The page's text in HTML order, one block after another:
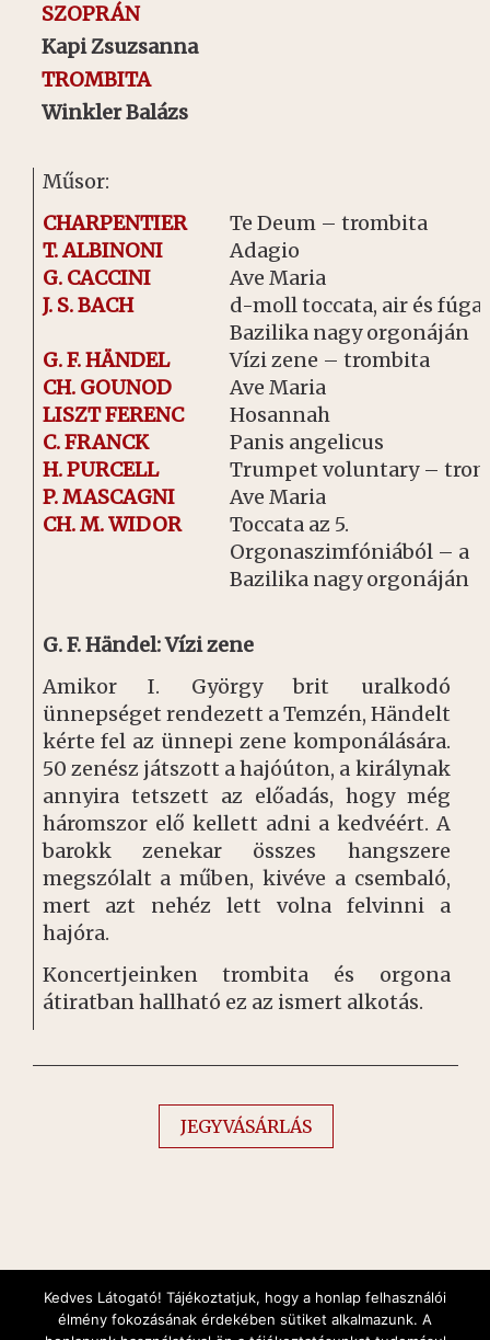
SZOPRÁN
Kapi Zsuzsanna
TROMBITA
Winkler Balázs
Műsor:
CHARPENTIER
Te Deum – trombita
T. ALBINONI
Adagio
G. CACCINI
Ave Maria
J. S. BACH
d-moll toccata, air és fúga
Bazilika nagy orgonáján
G. F. HÄNDEL
Vízi zene – trombita
CH. GOUNOD
Ave Maria
LISZT FERENC
Hosannah
C. FRANCK
Panis angelicus
H. PURCELL
Trumpet voluntary –
P. MASCAGNI
Ave Maria
CH. M. WIDOR
Toccata az 5.
Orgonaszimfóniából – a
Bazilika nagy orgonáján
G. F. Händel: Vízi zene
Amikor I. György brit uralkodó
ünnepséget rendezett a Temzén, Händelt
kérte fel az ünnepi zene komponálására.
50 zenész játszott a hajóúton, a királynak
annyira tetszett az előadás, hogy még
háromszor elő kellett adni a kedvéért. A
barokk zenekar összes hangszere
megszólalt a műben, kivéve a csembaló,
mert azt nehéz lett volna felvinni a
hajóra.
Koncertjeinken trombita és orgona
átiratban hallható ez az ismert alkotás.
JEGYVÁSÁRLÁS
Kedves Látogató! Tájékoztatjuk, hogy a honlap felhasználói
élmény fokozásának érdekében sütiket alkalmazunk. A